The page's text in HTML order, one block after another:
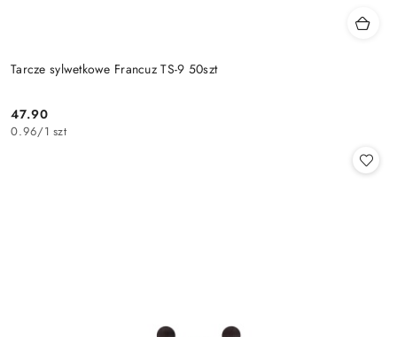
Tarcze sylwetkowe Francuz TS-9 50szt
Cena:
47.90
0.96/1 szt